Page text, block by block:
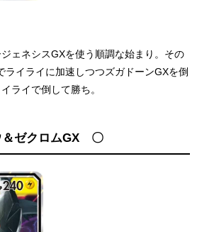
ェネシスGXを使う順調な始まり。その
ライライに加速しつつズガドーンGXを倒
ライで倒して勝ち。
＆ゼクロムGX 〇